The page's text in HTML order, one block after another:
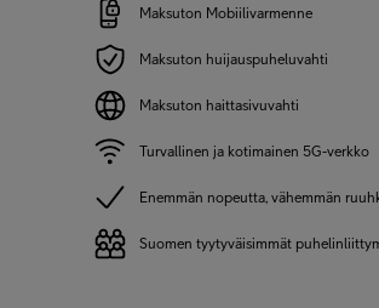
Maksuton Mobiilivarmenne
Maksuton huijauspuheluvahti
Maksuton haittasivuvahti
Turvallinen ja kotimainen 5G-verkko
Enemmän nopeutta, vähemmän
Suomen tyytyväisimmät